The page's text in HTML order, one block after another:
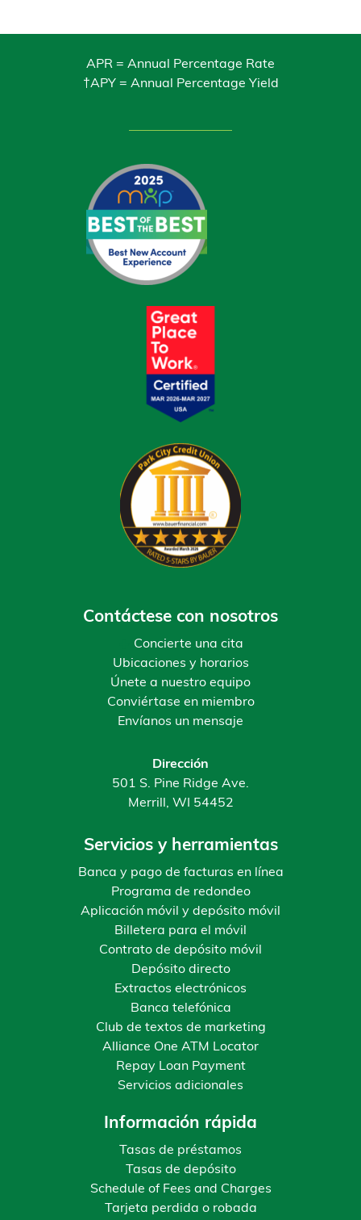
APR = Annual Percentage Rate
†APY = Annual Percentage Yield
Contáctese con nosotros
Concierte una cita
Ubicaciones y horarios
Únete a nuestro equipo
Conviértase en miembro
Envíanos un mensaje
Dirección
501 S. Pine Ridge Ave.
Merrill, WI 54452
Servicios y herramientas
Banca y pago de facturas en línea
Programa de redondeo
Aplicación móvil y depósito móvil
Billetera para el móvil
Contrato de depósito móvil
Depósito directo
Extractos electrónicos
Banca telefónica
Club de textos de marketing
Alliance One ATM Locator
Repay Loan Payment
Servicios adicionales
Información rápida
Tasas de préstamos
Tasas de depósito
Schedule of Fees and Charges
Tarjeta perdida o robada